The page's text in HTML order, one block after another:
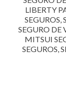
LIBERTY
SEGUROS,
SEGURO DE
MITSUI
SEGUROS,